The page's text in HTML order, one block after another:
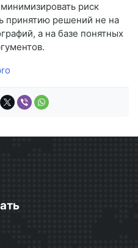
риск
принятию решений не на
а на базе понятных